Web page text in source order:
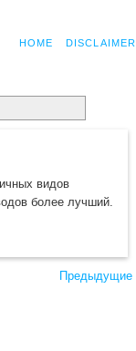
HOME DISCLAIMER
видов
более лучший.
Предыдущие